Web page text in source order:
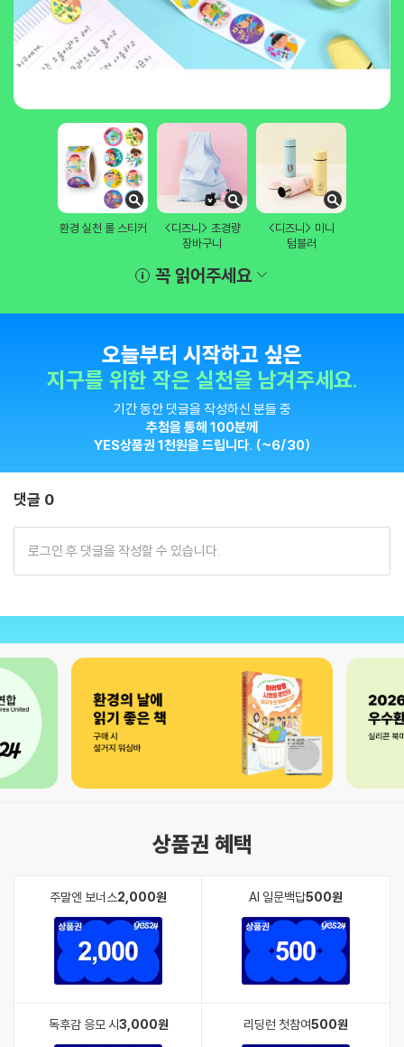
환경 실천 롤 스티커
<디즈니> 초경량
장바구니
<디즈니> 미니
텀블러
꼭 읽어주세요
오늘부터 시작하고 싶은
지구를 위한 작은 실천을 남겨주세요.
기간 동안 댓글을 작성하신 분들 중
추첨을 통해 100분께
YES상품권 1천원을 드립니다. (~6/30)
댓글 0
상품권 혜택
주말엔 보너스2,000원 AI 일문백답500원
독후감 응모 시3,000원 리딩런 첫참여500원